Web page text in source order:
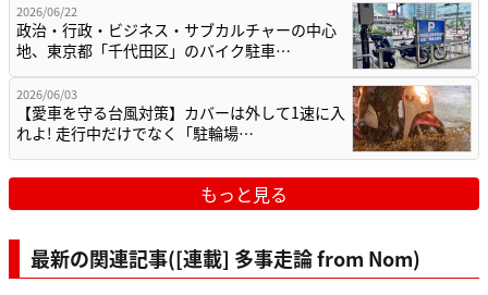
2026/06/22
政治・行政・ビジネス・サブカルチャーの中心
地、東京都「千代田区」のバイク駐車…
2026/06/03
【愛車を守る台風対策】カバーは外して1速に入
れよ! 走行中だけでなく「駐輪場…
もっと見る
最新の関連記事([連載] 多事走論 from Nom)